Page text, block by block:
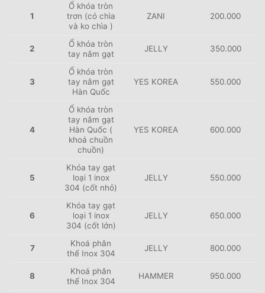
1
Ổ khóa tròn
trơn (có chìa
và ko chìa )
ZANI 200.000
2
Ổ khóa tròn
tay nắm gạt
JELLY 350.000
3
Ổ khóa tròn
tay nắm gạt
Hàn Quốc
YES KOREA 550.000
4
Ổ khóa tròn
tay nắm gạt
Hàn Quốc (
khoá chuồn
chuồn)
YES KOREA 600.000
5
Khóa tay gạt
loại 1 inox
304 (cốt nhỏ)
JELLY 550.000
6
Khóa tay gạt
loại 1 inox
304 (cốt lớn)
JELLY 650.000
7
Khoá phân
thể Inox 304
JELLY 800.000
8
Khoá phân
thể Inox 304
HAMMER 950.000